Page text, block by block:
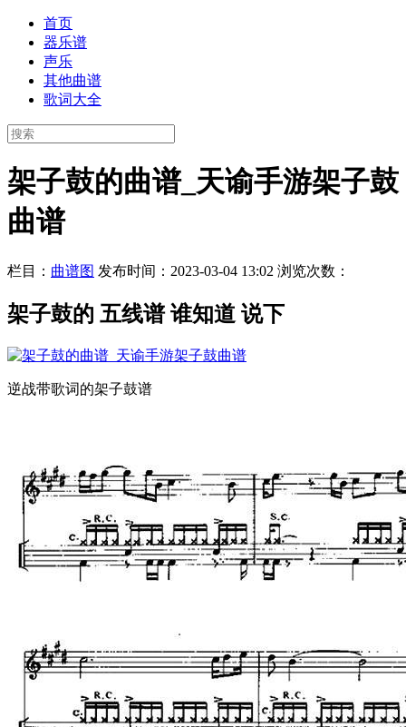
首页
器乐谱
声乐
其他曲谱
歌词大全
架子鼓的曲谱_天谕手游架子鼓
曲谱
栏目： 曲谱图 发布时间：2023-03-04 13:02 浏览次数：
架子鼓的 五线谱 谁知道 说下
逆战带歌词的架子鼓谱